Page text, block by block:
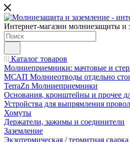
Интернет-магазин молниезащиты и
Каталог товаров
Молниеприемники: мачтовые и
МСАП Молниеотводы отдельно
TerraZn Молниеприемники
Основания, кронштейны и прочее
Устройства для выпрямления
Хомуты
Держатели, зажимы и соединители
Заземление
Экзотермическая / термитная